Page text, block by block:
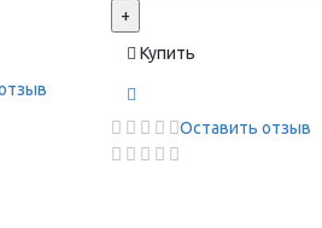
+
Купить
Оставить отзыв